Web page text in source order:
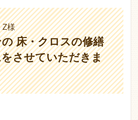
様
床・クロスの修繕
させていただきま